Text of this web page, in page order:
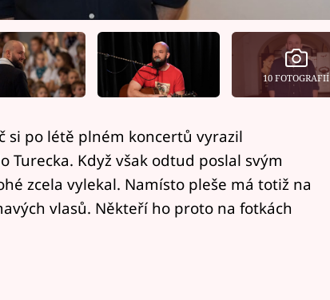
10 FOTOGRAFIÍ
si po létě plném koncertů vyrazil
Turecka. Když však odtud poslal svým
zcela vylekal. Namísto pleše má totiž na
vlasů. Někteří ho proto na fotkách